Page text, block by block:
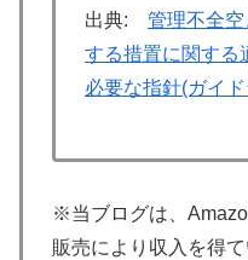
出典: 管理不全
する措置に関する
必要な指針(ガイ
※当ブログは、
販売により収入を得